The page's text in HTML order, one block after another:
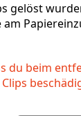
gelöst
du beim